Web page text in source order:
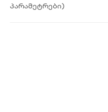
პარამეტრები)